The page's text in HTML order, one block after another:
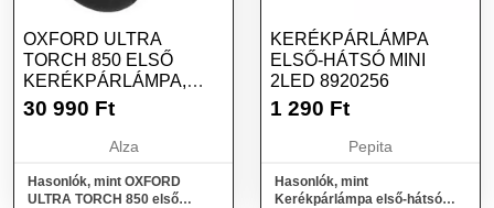
OXFORD ULTRA
TORCH 850 ELSŐ
KERÉKPÁRLÁMPA,
(FÉNYÁRAM 850 LM)
30 990 Ft
Alza
Hasonlók, mint OXFORD
ULTRA TORCH 850 első
KERÉKPÁRLÁMPA
ELSŐ-HÁTSÓ MINI
2LED 8920256
1 290 Ft
Pepita
Hasonlók, mint
Kerékpárlámpa első-hátsó